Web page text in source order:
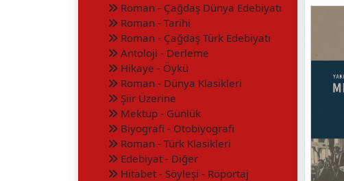
Roman - Çağdaş Dünya Edebiyatı
Roman - Tarihi
Roman - Çağdaş Türk Edebiyatı
Antoloji - Derleme
Hikaye - Öykü
Roman - Dünya Klasikleri
Şiir Üzerine
Mektup - Günlük
Biyografi - Otobiyografi
Roman - Türk Klasikleri
Edebiyat - Diğer
Hitabet - Söyleşi - Röportaj